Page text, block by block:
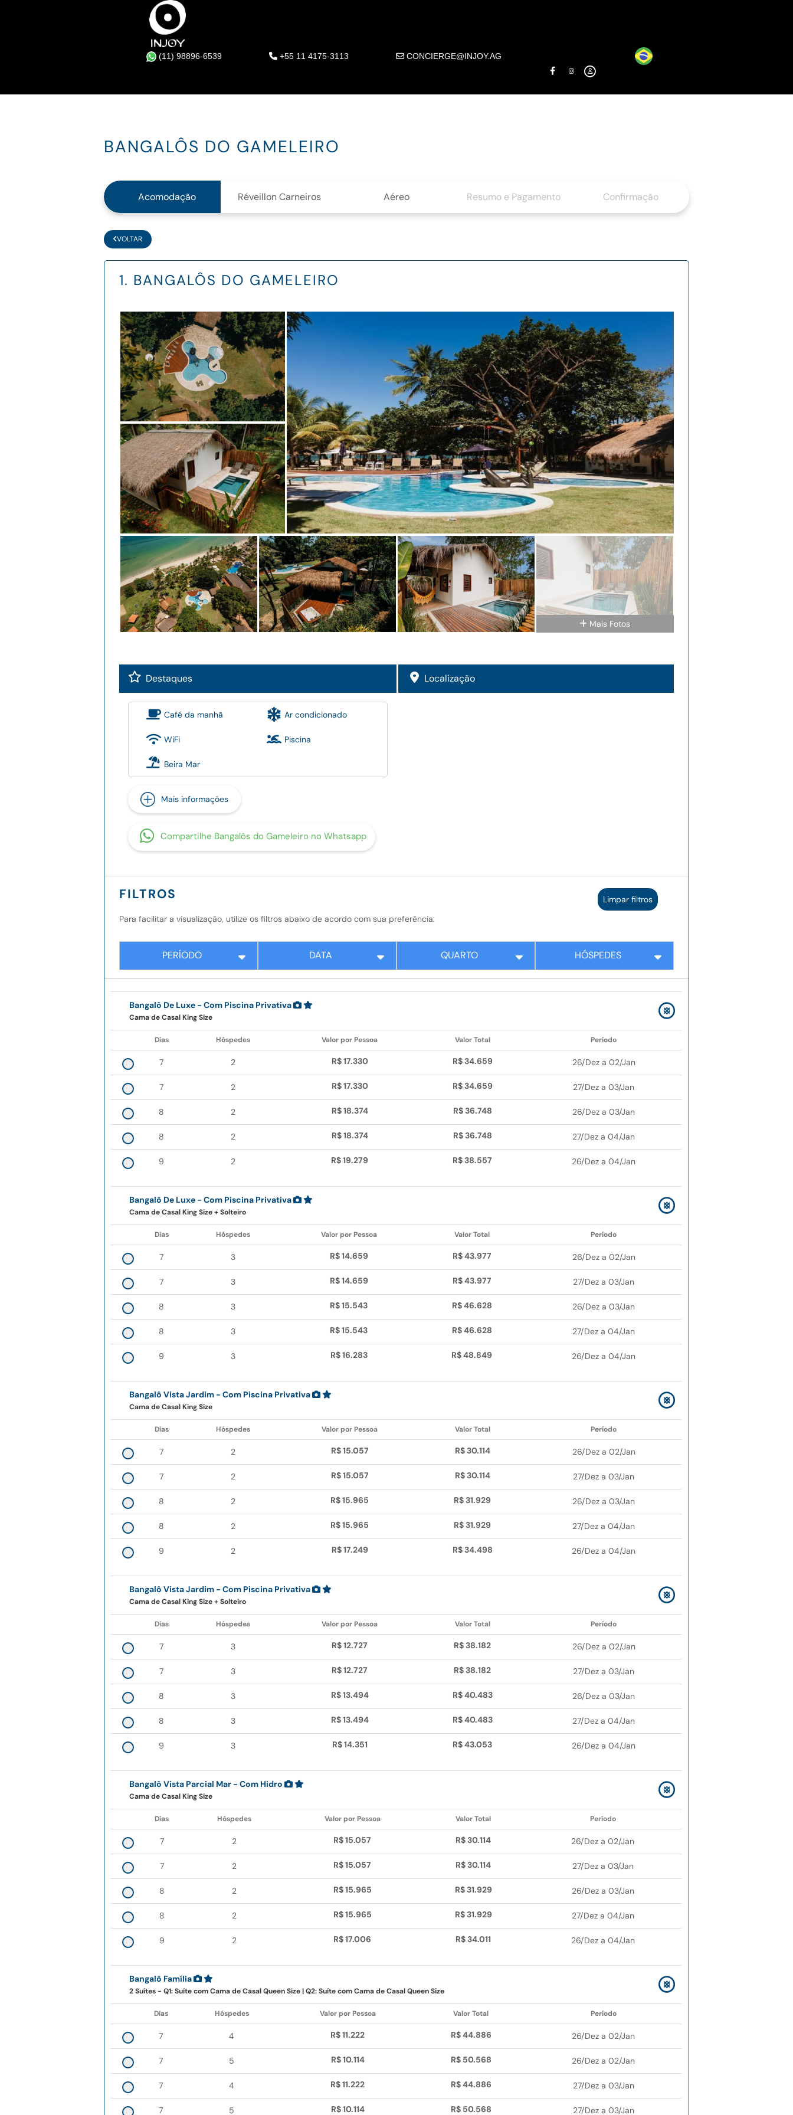
(11) 98896-6539 +55 11 4175-3113 CONCIERGE@INJOY.AG
BANGALÔS DO GAMELEIRO
VOLTAR
Acomodação Réveillon Carneiros Aéreo Resumo e Pagamento Confirmação
1. BANGALÔS DO GAMELEIRO
Mais Fotos
Destaques
Café da manhã Ar condicionado
WiFi Piscina
Beira Mar
Mais informações
Compartilhe Bangalôs do Gameleiro no Whatsapp
Localização
FILTROS
Para facilitar a visualização, utilize os filtros abaixo de acordo com sua preferência:
Limpar filtros
PERÍODO DATA QUARTO HÓSPEDES
Bangalô De Luxe - Com Piscina Privativa
Cama de Casal King Size
Dias Hóspedes Valor por Pessoa Valor Total Período
7 2 R$ 17.330 R$ 34.659 26/Dez a 02/Jan
7 2 R$ 17.330 R$ 34.659 27/Dez a 03/Jan
8 2 R$ 18.374 R$ 36.748 26/Dez a 03/Jan
8 2 R$ 18.374 R$ 36.748 27/Dez a 04/Jan
9 2 R$ 19.279 R$ 38.557 26/Dez a 04/Jan
Bangalô De Luxe - Com Piscina Privativa
Cama de Casal King Size + Solteiro
Dias Hóspedes Valor por Pessoa Valor Total Período
7 3 R$ 14.659 R$ 43.977 26/Dez a 02/Jan
7 3 R$ 14.659 R$ 43.977 27/Dez a 03/Jan
8 3 R$ 15.543 R$ 46.628 26/Dez a 03/Jan
8 3 R$ 15.543 R$ 46.628 27/Dez a 04/Jan
9 3 R$ 16.283 R$ 48.849 26/Dez a 04/Jan
Bangalô Vista Jardim - Com Piscina Privativa
Cama de Casal King Size
Dias Hóspedes Valor por Pessoa Valor Total Período
7 2 R$ 15.057 R$ 30.114 26/Dez a 02/Jan
7 2 R$ 15.057 R$ 30.114 27/Dez a 03/Jan
8 2 R$ 15.965 R$ 31.929 26/Dez a 03/Jan
8 2 R$ 15.965 R$ 31.929 27/Dez a 04/Jan
9 2 R$ 17.249 R$ 34.498 26/Dez a 04/Jan
Bangalô Vista Jardim - Com Piscina Privativa
Cama de Casal King Size + Solteiro
Dias Hóspedes Valor por Pessoa Valor Total Período
7 3 R$ 12.727 R$ 38.182 26/Dez a 02/Jan
7 3 R$ 12.727 R$ 38.182 27/Dez a 03/Jan
8 3 R$ 13.494 R$ 40.483 26/Dez a 03/Jan
8 3 R$ 13.494 R$ 40.483 27/Dez a 04/Jan
9 3 R$ 14.351 R$ 43.053 26/Dez a 04/Jan
Bangalô Vista Parcial Mar - Com Hidro
Cama de Casal King Size
Dias Hóspedes Valor por Pessoa Valor Total Período
7 2 R$ 15.057 R$ 30.114 26/Dez a 02/Jan
7 2 R$ 15.057 R$ 30.114 27/Dez a 03/Jan
8 2 R$ 15.965 R$ 31.929 26/Dez a 03/Jan
8 2 R$ 15.965 R$ 31.929 27/Dez a 04/Jan
9 2 R$ 17.006 R$ 34.011 26/Dez a 04/Jan
Bangalô Família
2 Suítes - Q1: Suíte com Cama de Casal Queen Size | Q2: Suíte com Cama de Casal Queen Size
Dias Hóspedes Valor por Pessoa Valor Total Período
7 4 R$ 11.222 R$ 44.886 26/Dez a 02/Jan
7 5 R$ 10.114 R$ 50.568 26/Dez a 02/Jan
7 4 R$ 11.222 R$ 44.886 27/Dez a 03/Jan
7 5 R$ 10.114 R$ 50.568 27/Dez a 03/Jan